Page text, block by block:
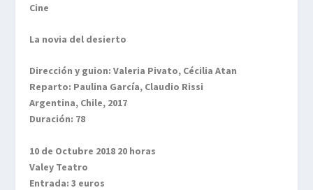
Cine
La novia del desierto
Dirección y guion: Valeria Pivato, Cécilia Atan
Reparto: Paulina García, Claudio Rissi
Argentina, Chile, 2017
Duración: 78
10 de Octubre 2018 20 horas
Valey Teatro
Entrada: 3 euros